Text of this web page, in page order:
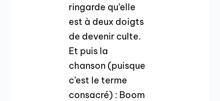
ringarde qu’elle
est à deux doigts
de devenir culte.
Et puis la
chanson (puisque
c’est le terme
consacré) : Boom